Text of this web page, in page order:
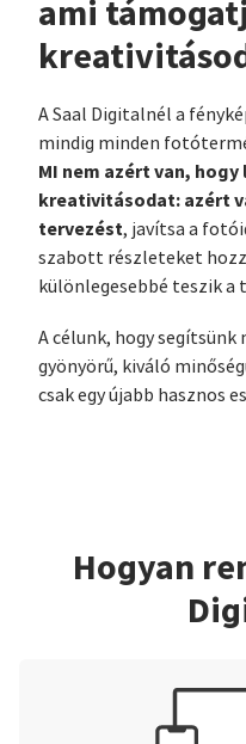
ami
A Saal Digitalnél a
mindig minden
MI nem azért van,
kreativitásodat: azért
tervezést, javítsa a
szabott részleteket
különlegesebbé teszik a
A célunk, hogy
gyönyörű, kiváló
csak egy újabb hasznos
Hogyan